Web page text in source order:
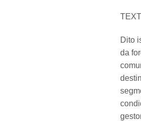
Dito
da